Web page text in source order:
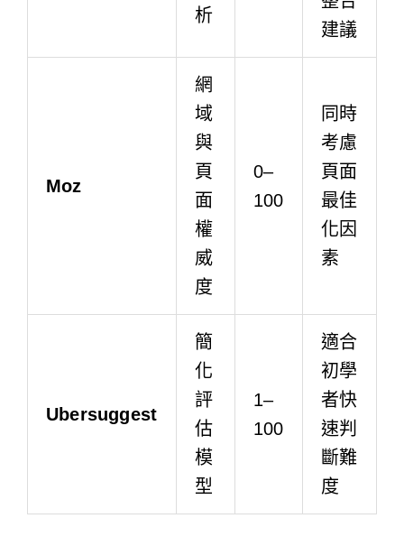
析
建議
Moz
網
域
與
頁
面
權
威
度
0–
100
同時
考慮
頁面
最佳
化因
素
Ubersuggest
簡
化
評
估
模
型
1–
100
適合
初學
者快
速判
斷難
度